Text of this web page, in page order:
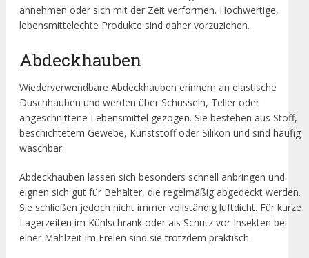
annehmen oder sich mit der Zeit verformen. Hochwertige,
lebensmittelechte Produkte sind daher vorzuziehen.
Abdeckhauben
Wiederverwendbare Abdeckhauben erinnern an elastische
Duschhauben und werden über Schüsseln, Teller oder
angeschnittene Lebensmittel gezogen. Sie bestehen aus Stoff,
beschichtetem Gewebe, Kunststoff oder Silikon und sind häufig
waschbar.
Abdeckhauben lassen sich besonders schnell anbringen und
eignen sich gut für Behälter, die regelmäßig abgedeckt werden.
Sie schließen jedoch nicht immer vollständig luftdicht. Für kurze
Lagerzeiten im Kühlschrank oder als Schutz vor Insekten bei
einer Mahlzeit im Freien sind sie trotzdem praktisch.